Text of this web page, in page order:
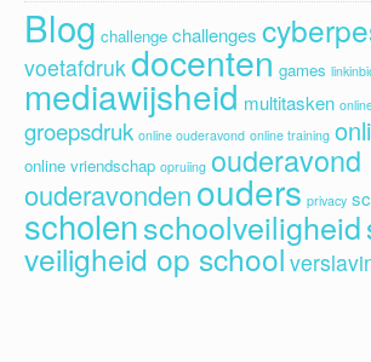
Blog challenge challenges
voetafdrukdocenten games
mediawijsheid multitasken
groepsdruk online ouderavond online training
online vriendschap opruiing ouderavond
ouderavondenouders privacy
scholenschoolveiligheid
veiligheid op school